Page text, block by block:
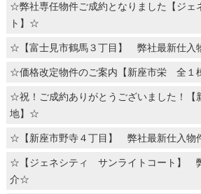
☆弊社専任物件ご成約となりました【ジェ
ト】☆
☆【富士見市鶴馬３丁目】 弊社最新仕入
☆価格改定物件のご案内【新座市栄 全１
☆祝！ご成約ありがとうございました！
地】☆
☆【新座市野寺４丁目】 弊社最新仕入物
☆【ジェネシティ サンライトコート】
介☆